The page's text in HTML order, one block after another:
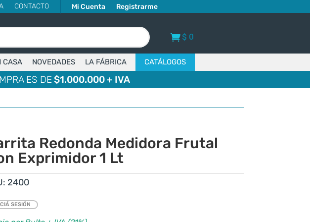
CONTACTO Mi Cuenta Registrarme
$ 0
CASA NOVEDADES LA FÁBRICA CATÁLOGOS
ES DE$1.000.000 + IVA
Redonda Medidora Frutal
Exprimidor 1 Lt
2400
SESIÓN